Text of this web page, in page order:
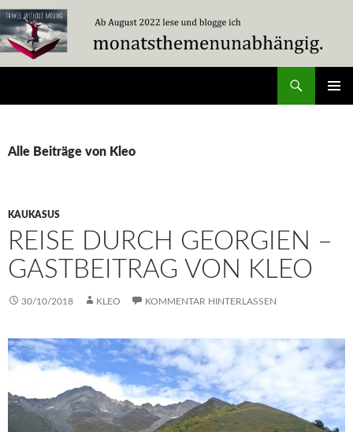
Zum
Inhalt
springen
Alle Beiträge von Kleo
KAUKASUS
REISE DURCH GEORGIEN –
GASTBEITRAG VON KLEO
30/10/2018 KLEO KOMMENTAR HINTERLASSEN